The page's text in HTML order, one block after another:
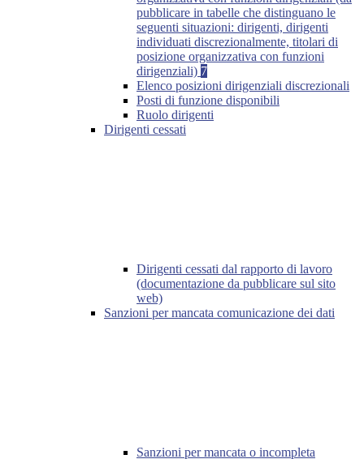
pubblicare in tabelle che distinguano le
seguenti situazioni: dirigenti, dirigenti
individuati discrezionalmente, titolari di
posizione organizzativa con funzioni
dirigenziali) 7
Elenco posizioni dirigenziali discrezionali
Posti di funzione disponibili
Ruolo dirigenti
Dirigenti cessati
Dirigenti cessati dal rapporto di lavoro
(documentazione da pubblicare sul sito
web)
Sanzioni per mancata comunicazione dei dati
Sanzioni per mancata o incompleta